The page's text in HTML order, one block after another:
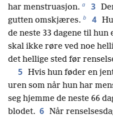
har menstruasjon. a 3
gutten omskjæres. b 4
de neste 33 dagene til
skal ikke røre ved noe
det hellige sted før
5 Hvis hun føder en
uren som når hun har
seg hjemme de neste 66
blodet. 6 Når